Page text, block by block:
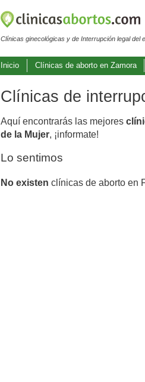
Clínicas ginecológicas y de Interrupción legal del
Inicio Clínicas de aborto en Zamora
Clínicas de
Aquí encontrarás las mejores
de la Mujer, ¡informate!
Lo sentimos
No existen clínicas de aborto en